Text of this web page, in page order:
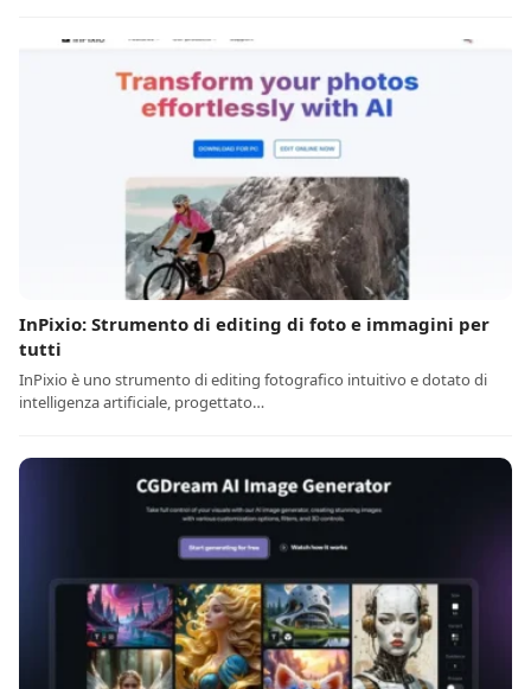
InPixio: Strumento di editing di foto e immagini per
tutti
InPixio è uno strumento di editing fotografico intuitivo e dotato di
intelligenza artificiale, progettato…